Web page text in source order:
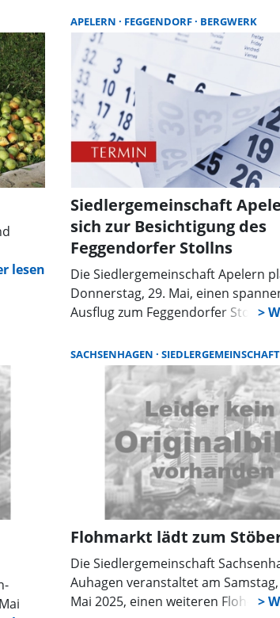
In der
die
aus
16 Uhr im Hof Gümmer in
Tagesordnung stehen
Ehrungen langjähriger Mitglieder.
Anschluss an die Versammlung
Imbiss.
APELERN FEGGENDORF BERGWERK
Siedlergemeinschaft
sich zur Besichtigung des
Feggendorfer Stollns
Die Siedlergemeinschaft Apelern
Donnerstag, 29. Mai, einen
Ausflug zum Feggendorfer Stolln.
an einer geführten Besichtigung des
historischen Bergwerks teilnehmen.
Teilnehmerzahl werden die
Gruppen eingeteilt. Für die
Stollns sind robustes Schuhwerk
Kleidung erforderlich, da im
Temperatur von 9 Grad Celsius
SACHSENHAGEN SIEDLERGEMEINSCHAFT
Flohmarkt lädt zum
Die Siedlergemeinschaft
Auhagen veranstaltet am
Mai 2025, einen weiteren Floh- und